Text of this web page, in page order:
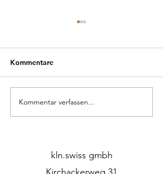
Mitten im Wald – und
doch wie Zuhause.
Kommentare
Kommentar verfassen...
kln.swiss gmbh